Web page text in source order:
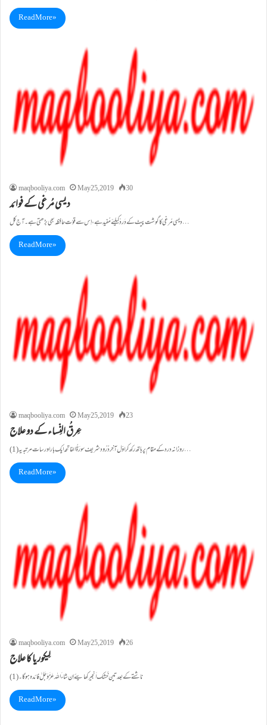
Read More »
maqbooliya.com May 25, 2019 30
دیسی مُرغی کے فوائد
دیسی مُرغی کا گوشت پیٹ کے دَردْکیلئے مُفید ہے ،اِس سے قوّت حافِظہ بھی بڑھتی ہے۔ آج کل…
Read More »
maqbooliya.com May 25, 2019 23
عِرقُ النِّساء کے دو علاج
(1)روزانہ درد کے مقام پر ہاتھ رکھ کر اوّل آخِر دُرُود شریف سورَۃُ الفاتِحہ ایک بار اور سات مرتبہ یہ…
Read More »
maqbooliya.com May 25, 2019 26
لِیکوریا کا علاج
(1) ناشتے کے بعد تین خُشک اَنجیر کھایئے اِن شاءَ اللہ عَزَّوَجَلَّ فائدہ ہو گا۔
Read More »